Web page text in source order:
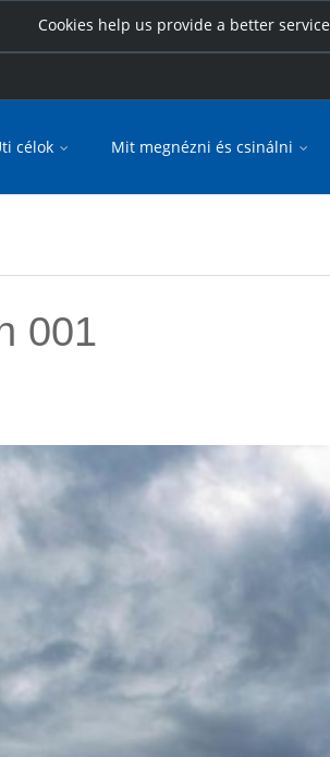
Cookies help us provide a better service
célok Mit megnézni és csinálni
001